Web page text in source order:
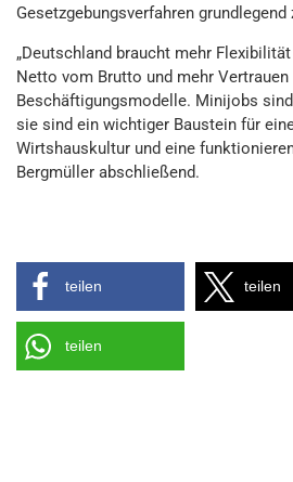
Gesetzgebungsverfahren grundlegend
„Deutschland braucht mehr
Netto vom Brutto und mehr
Beschäftigungsmodelle. Minijobs
sie sind ein wichtiger Baustein für
Wirtshauskultur und eine
Bergmüller abschließend.
teilen teilen
teilen